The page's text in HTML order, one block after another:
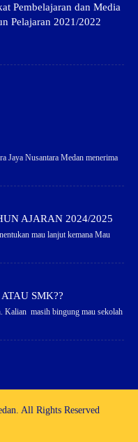
Pembelajaran dan Media
Pelajaran 2021/2022
Nusantara Medan menerima
AJARAN 2024/2025
mau lanjut kemana Mau
SMK??
Kalian masih bingung mau sekolah
All Rights Reserved